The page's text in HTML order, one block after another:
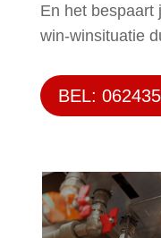
En het bespaart
win-winsituatie
BEL: